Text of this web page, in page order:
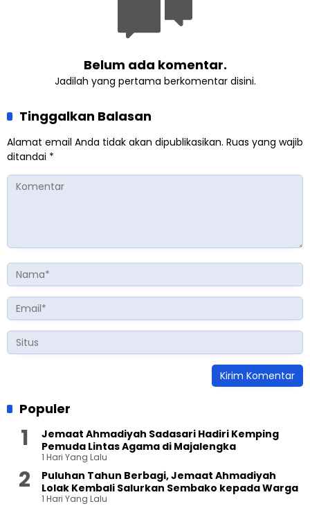
Belum ada komentar.
Jadilah yang pertama berkomentar disini.
Tinggalkan Balasan
Alamat email Anda tidak akan dipublikasikan. Ruas yang wajib
ditandai *
Populer
Jemaat Ahmadiyah Sadasari Hadiri Kemping
Pemuda Lintas Agama di Majalengka
1 Hari Yang Lalu
Puluhan Tahun Berbagi, Jemaat Ahmadiyah
Lolak Kembali Salurkan Sembako kepada Warga
1 Hari Yang Lalu